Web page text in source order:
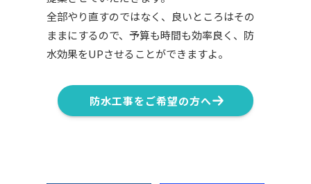
全部やり直すのではなく、良いところはその
ままにするので、予算も時間も効率良く、防
水効果をUPさせることができますよ。
防水工事をご希望の方へ